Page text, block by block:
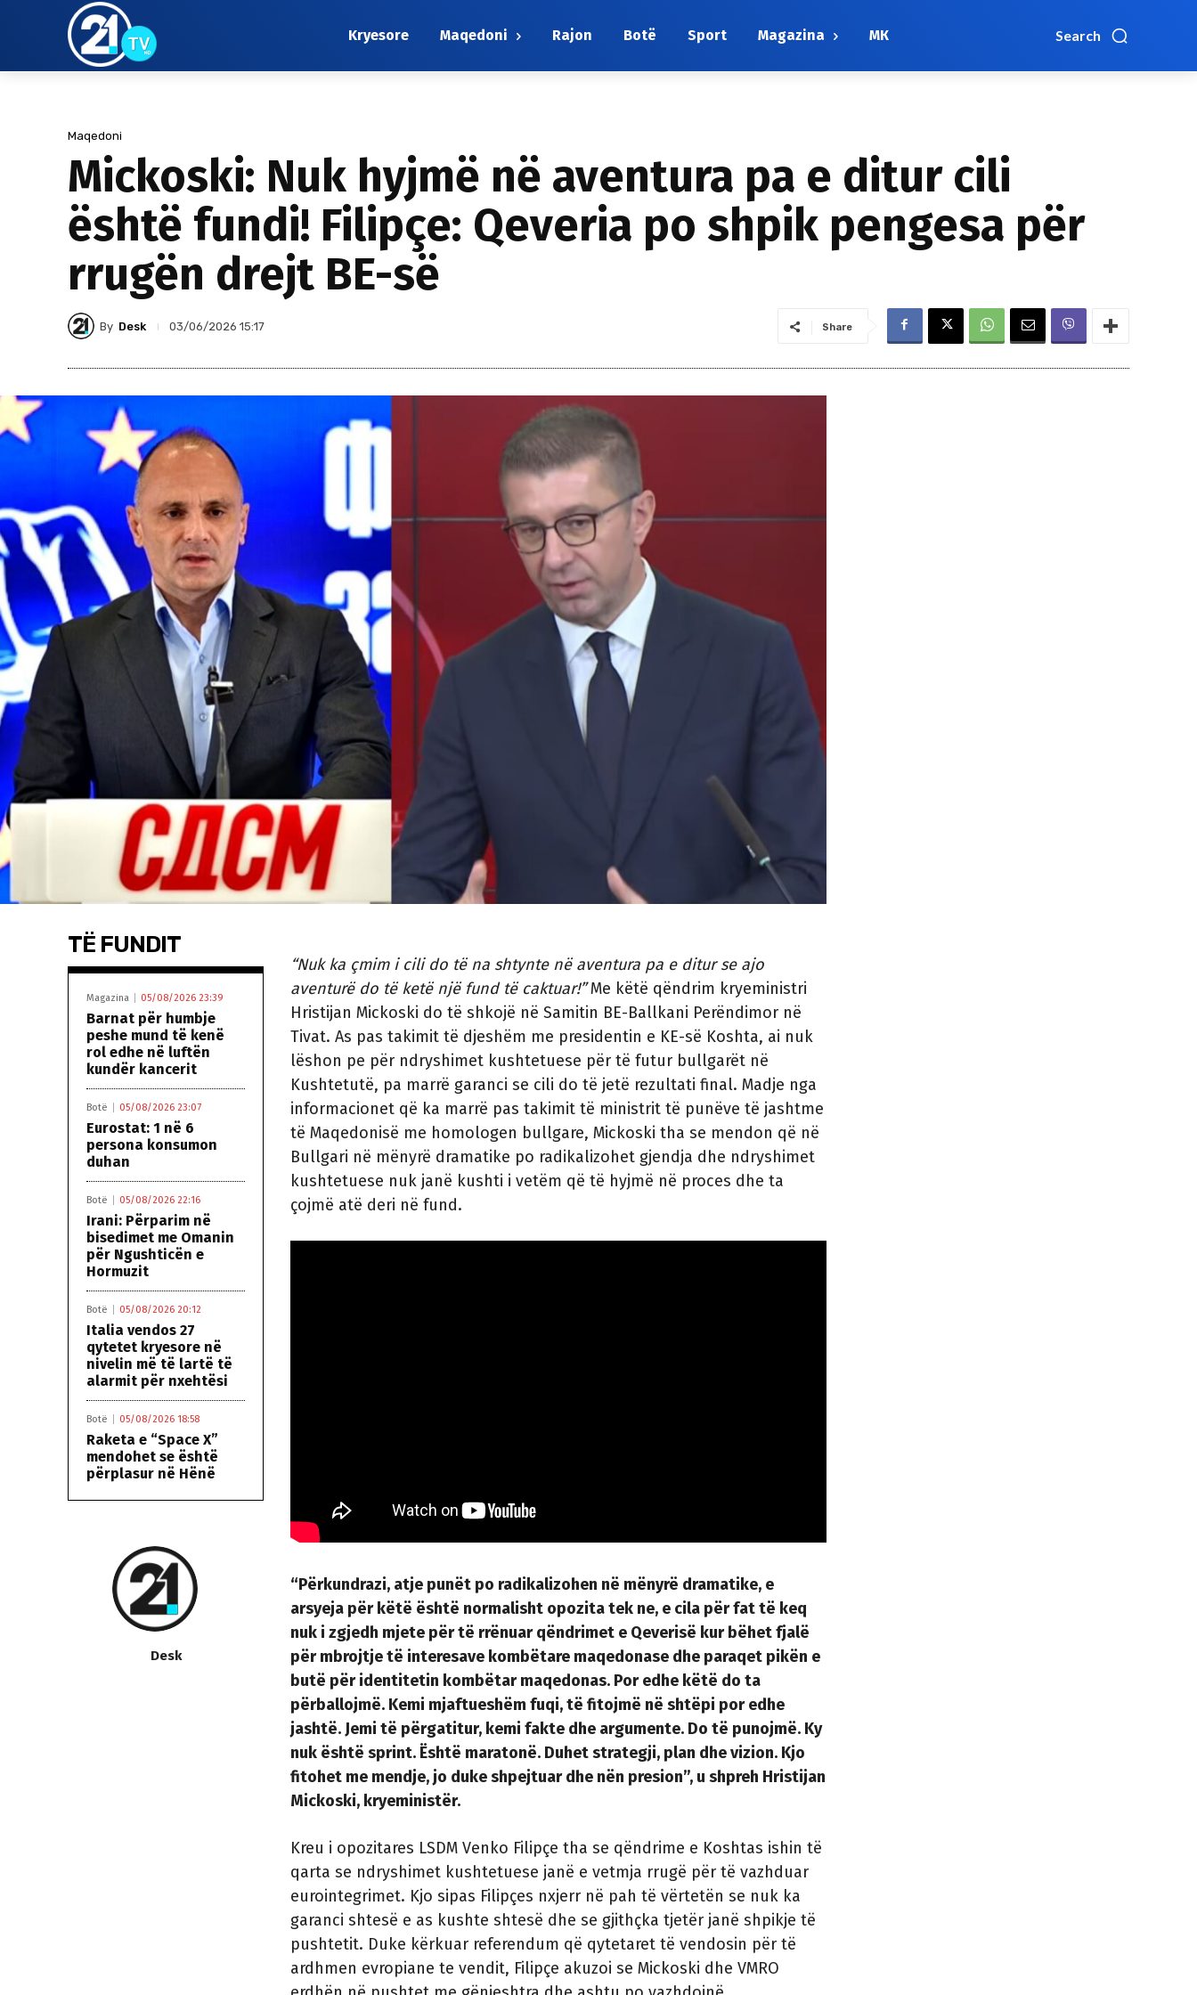
Search
Kryesore Maqedoni Rajon Botë Sport Magazina МК
Maqedoni
Mickoski: Nuk hyjmë në aventura pa e ditur cili
është fundi! Filipçe: Qeveria po shpik pengesa për
rrugën drejt BE-së
By Desk 03/06/2026 15:17 Share
TË FUNDIT
Magazina 05/08/2026 23:39
Barnat për humbje
peshe mund të kenë
rol edhe në luftën
kundër kancerit
Botë 05/08/2026 23:07
Eurostat: 1 në 6
persona konsumon
duhan
Botë 05/08/2026 22:16
Irani: Përparim në
bisedimet me Omanin
për Ngushticën e
Hormuzit
Botë 05/08/2026 20:12
Italia vendos 27
qytetet kryesore në
nivelin më të lartë të
alarmit për nxehtësi
Botë 05/08/2026 18:58
Raketa e “Space X”
mendohet se është
përplasur në Hënë
Desk
“Nuk ka çmim i cili do të na shtynte në aventura pa e ditur se ajo
aventurë do të ketë një fund të caktuar!”Me këtë qëndrim kryeministri
Hristijan Mickoski do të shkojë në Samitin BE-Ballkani Perëndimor në
Tivat. As pas takimit të djeshëm me presidentin e KE-së Koshta, ai nuk
lëshon pe për ndryshimet kushtetuese për të futur bullgarët në
Kushtetutë, pa marrë garanci se cili do të jetë rezultati final. Madje nga
informacionet që ka marrë pas takimit të ministrit të punëve të jashtme
të Maqedonisë me homologen bullgare, Mickoski tha se mendon që në
Bullgari në mënyrë dramatike po radikalizohet gjendja dhe ndryshimet
kushtetuese nuk janë kushti i vetëm që të hyjmë në proces dhe ta
çojmë atë deri në fund.
“Përkundrazi, atje punët po radikalizohen në mënyrë dramatike, e
arsyeja për këtë është normalisht opozita tek ne, e cila për fat të keq
nuk i zgjedh mjete për të rrënuar qëndrimet e Qeverisë kur bëhet fjalë
për mbrojtje të interesave kombëtare maqedonase dhe paraqet pikën e
butë për identitetin kombëtar maqedonas. Por edhe këtë do ta
përballojmë. Kemi mjaftueshëm fuqi, të fitojmë në shtëpi por edhe
jashtë. Jemi të përgatitur, kemi fakte dhe argumente. Do të punojmë. Ky
nuk është sprint. Është maratonë. Duhet strategji, plan dhe vizion. Kjo
fitohet me mendje, jo duke shpejtuar dhe nën presion”, u shpreh Hristijan
Mickoski, kryeministër.
Kreu i opozitares LSDM Venko Filipçe tha se qëndrime e Koshtas ishin të
qarta se ndryshimet kushtetuese janë e vetmja rrugë për të vazhduar
eurointegrimet. Kjo sipas Filipçes nxjerr në pah të vërtetën se nuk ka
garanci shtesë e as kushte shtesë dhe se gjithçka tjetër janë shpikje të
pushtetit. Duke kërkuar referendum që qytetaret të vendosin për të
ardhmen evropiane te vendit, Filipçe akuzoi se Mickoski dhe VMRO